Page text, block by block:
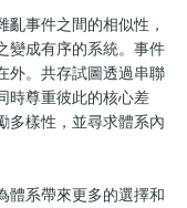
事件之間的相似性，
變成有序的系統。事件
外。共存試圖透過串聯
時尊重彼此的核心差
多樣性，並尋求體系內
體系帶來更多的選擇和